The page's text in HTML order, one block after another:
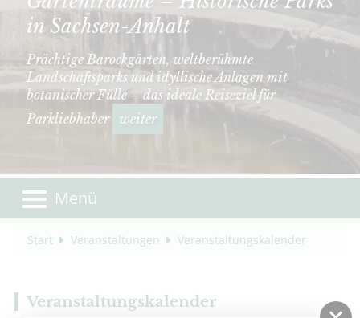
in Sachsen-Anhalt
Prächtige Barockgärten, weltberühmte
Landschaftsparks und idyllische Anlagen mit
botanischer Fülle – das ideale Reiseziel für
Parkliebhaber weiter
Menü
Start Veranstaltungen Veranstaltungskalender
Veranstaltungskalender